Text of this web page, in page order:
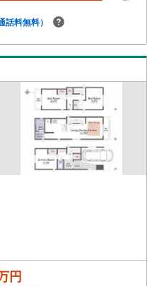
にプランを作るのもお任せくだ
費用をお伝えするなどの無料サ
却不動産の買取保証一定期間
場合、予め定めた金額で弊社
話料無料）
円